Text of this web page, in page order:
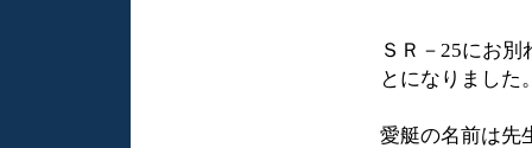
ＳＲ－25にお
とになりました
愛艇の名前は